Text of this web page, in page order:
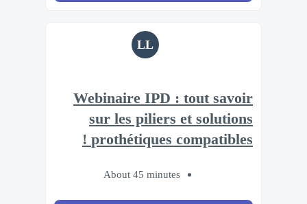
LL
Webinaire IPD : tout savoir
sur les piliers et solutions
prothétiques compatibles !
About 45 minutes